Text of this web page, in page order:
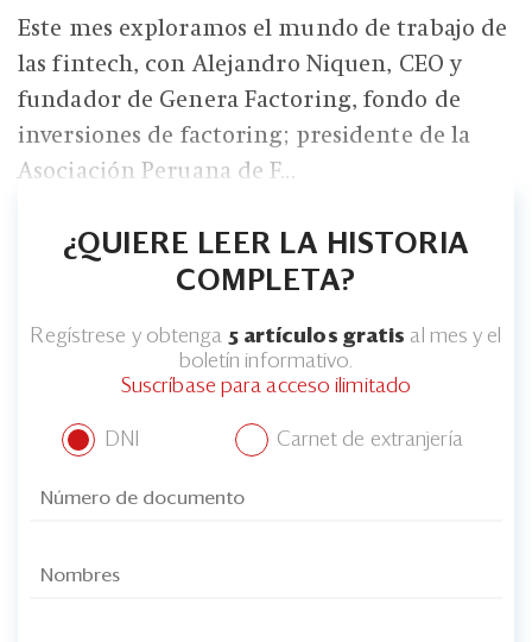
Este mes exploramos el mundo de trabajo de
las fintech, con Alejandro Niquen, CEO y
fundador de Genera Factoring, fondo de
inversiones de factoring; presidente de la
Asociación Peruana de F...
¿QUIERE LEER LA HISTORIA
COMPLETA?
Regístrese y obtenga 5 artículos gratis al mes y el
boletín informativo.
Suscríbase para acceso ilimitado
DNI Carnet de extranjería